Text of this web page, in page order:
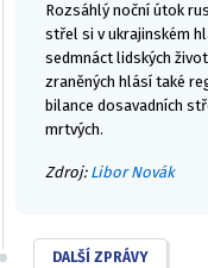
Rozsáhlý noční útok
střel si v ukrajinském
sedmnáct lidských
zraněných hlásí také
bilance dosavadních
mrtvých.
Zdroj: Libor Novák
DALŠÍ ZPRÁVY